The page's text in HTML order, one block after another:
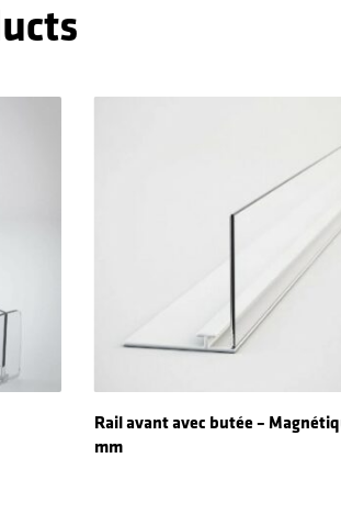
Read More
Rail avant avec butée –
mm